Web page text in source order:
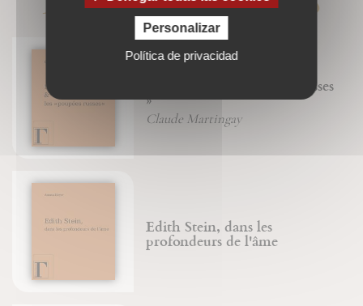
Lamour et les « poupées russes
»
Claude Martingay
Edith Stein, dans les
profondeurs de l'âme
Personalizar
Política de privacidad